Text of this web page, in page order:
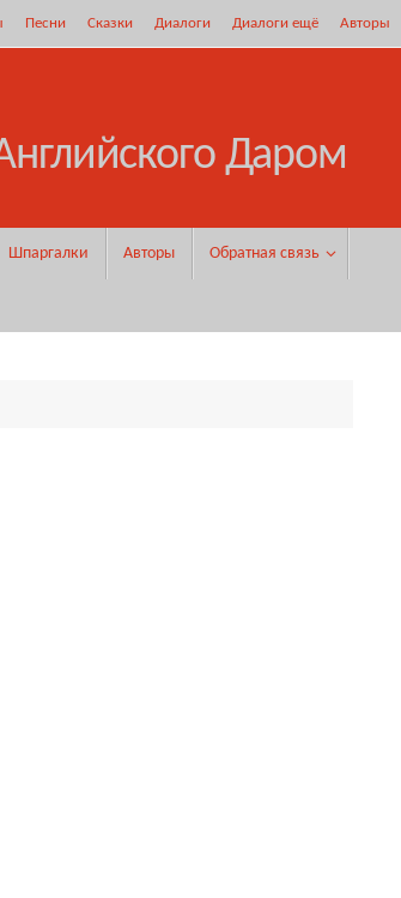
Песни Сказки Диалоги Диалоги ещё Авторы
Даром
Шпаргалки Авторы Обратная связь